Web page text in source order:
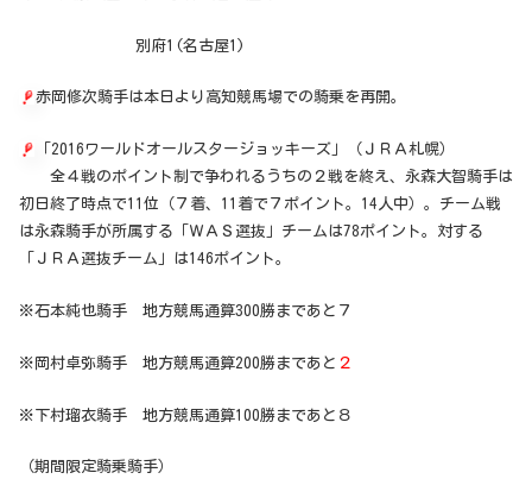
別府1(名古屋1)
赤岡修次騎手は本日より高知競馬場での騎乗を再開。
「2016ワールドオールスタージョッキーズ」（ＪＲＡ札幌）
全４戦のポイント制で争われるうちの２戦を終え、永森大智騎手は
初日終了時点で11位（７着、11着で７ポイント。14人中）。チーム戦
は永森騎手が所属する「ＷＡＳ選抜」チームは78ポイント。対する
「ＪＲＡ選抜チーム」は146ポイント。
※石本純也騎手 地方競馬通算300勝まであと７
※岡村卓弥騎手 地方競馬通算200勝まであと ２
※下村瑠衣騎手 地方競馬通算100勝まであと８
（期間限定騎乗騎手）